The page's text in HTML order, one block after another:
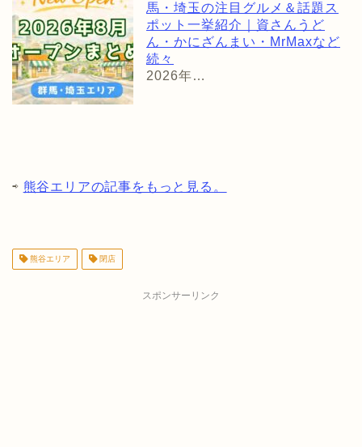
馬・埼玉の注目グルメ＆話題ス
ポット一挙紹介｜資さんうど
ん・かにざんまい・MrMaxなど
続々
2026年…
⇨ 熊谷エリアの記事をもっと見る。
熊谷エリア 閉店
スポンサーリンク